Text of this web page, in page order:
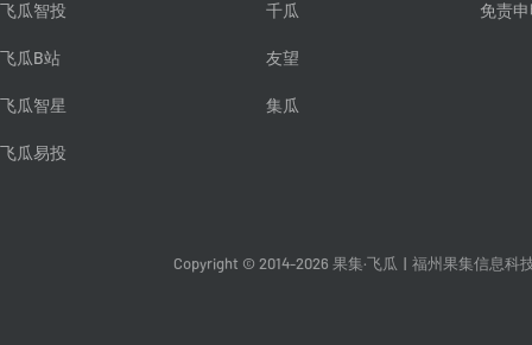
飞瓜智投
飞瓜B站
飞瓜智星
飞瓜易投
千瓜
友望
集瓜
免责
Copyright © 2014-2026 果集·飞瓜 福州果集信息科